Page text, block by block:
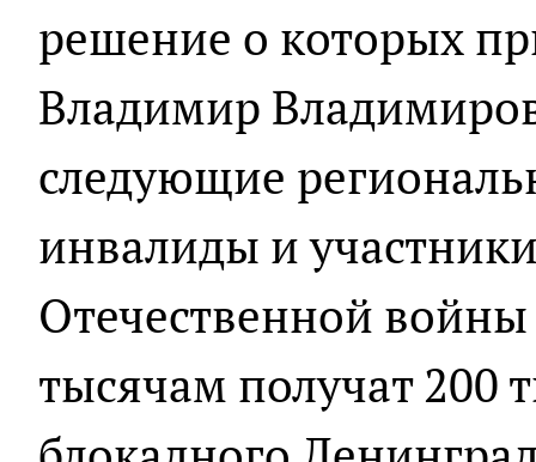
решение о которых
Владимир
следующие
инвалиды и
Отечественной
тысячам получат 200